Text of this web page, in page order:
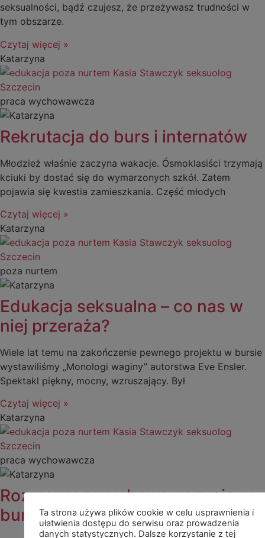
seksualności, bądź czujesz, że przeżywasz trudności w
tym obszarze.
Czytaj więcej »
Katarzyna
praca wychowawcza
Rekrutacja do burs i internatów
Młodzież właśnie zaczyna wakacje. Ósmoklasiści trzymają
kciuki by dostać się do wymarzonych szkół. Zatem
pojawia się kwestia zamieszkania. Część młodych
Czytaj więcej »
Katarzyna
poza nurtem
Edukacja seksualna – co nas w
niej przeraża?
Wiele lat temu na zakończenie pewnego projektu w bursie
wystawiliśmy „Monologi waginy” autorstwa Eve Ensler.
Spektakl piękny, mocny, wzruszający. Był
Czytaj więcej »
Katarzyna
praca wychowawcza
Rozmowy z wychowawczynią w
bursieTa strona używa plików cookie w celu usprawnienia i
ułatwienia dostępu do serwisu oraz prowadzenia
danych statystycznych. Dalsze korzystanie z tej